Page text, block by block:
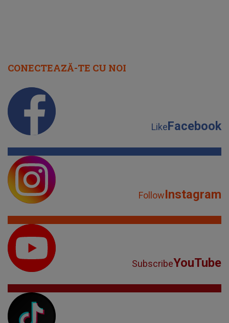
CONECTEAZĂ-TE CU NOI
LikeFacebook
FollowInstagram
SubscribeYouTube